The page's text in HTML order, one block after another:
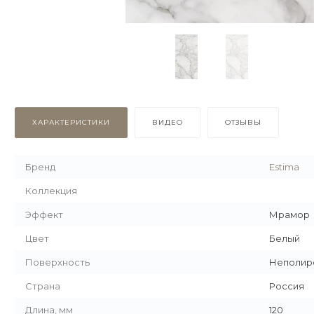
ХАРАКТЕРИСТИКИ ВИДЕО ОТЗЫВЫ
Бренд Estima
Коллекция
Эффект Мрамор
Цвет Белый
Поверхность
Страна Россия
Длина, мм 120